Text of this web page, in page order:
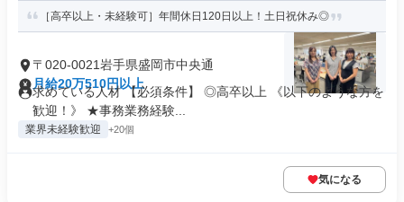
［高卒以上・未経験可］年間休日120日以上！土日祝休み◎
〒020-0021岩手県盛岡市中央通
月給20万510円以上
求めている人材 【必須条件】 ◎高卒以上 《以下のような方を
歓迎！》 ★事務業務経験...
業界未経験歓迎 +20個
気になる